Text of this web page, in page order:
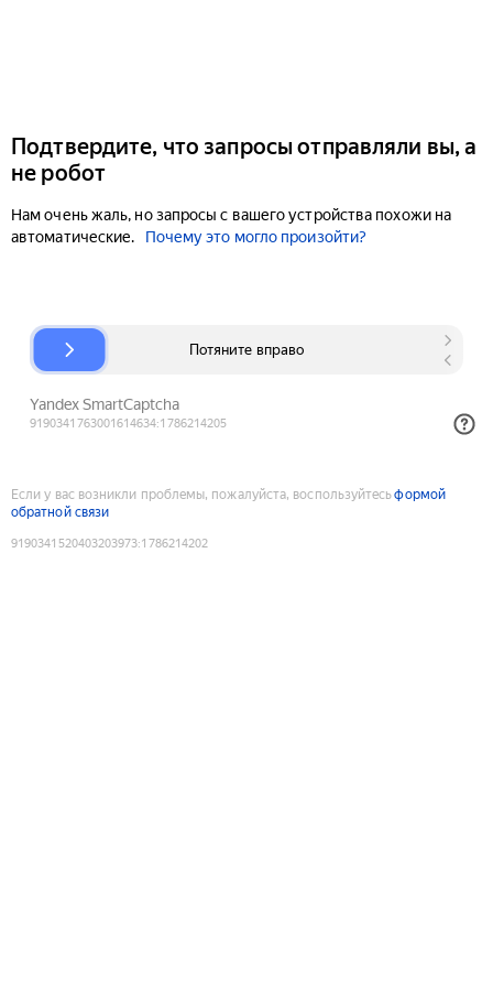
Подтвердите, что запросы отправляли вы, а
не робот
Нам очень жаль, но запросы с вашего устройства похожи на
автоматические.
Почему это могло произойти?
Если у вас возникли проблемы, пожалуйста, воспользуйтесьформой
обратной связи
9190341520403203973:1786214202